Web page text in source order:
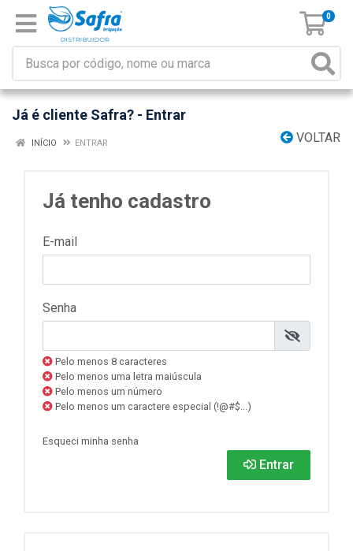
0
Já é cliente Safra? - Entrar
VOLTAR
INÍCIO ENTRAR
Já tenho cadastro
E-mail
Senha
Pelo menos 8 caracteres
Pelo menos uma letra maiúscula
Pelo menos um número
Pelo menos um caractere especial (!@#$...)
Esqueci minha senha
Entrar